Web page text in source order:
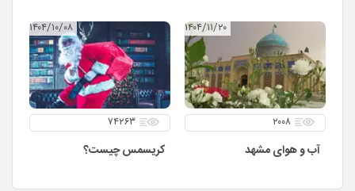
۱۴۰۴/۱۱/۲۰
۲۰۰۸
آب و هوای مشهد
۱۴۰۴/۱۰/۰۸
۷۴۲۶۳
کریسمس چیست؟